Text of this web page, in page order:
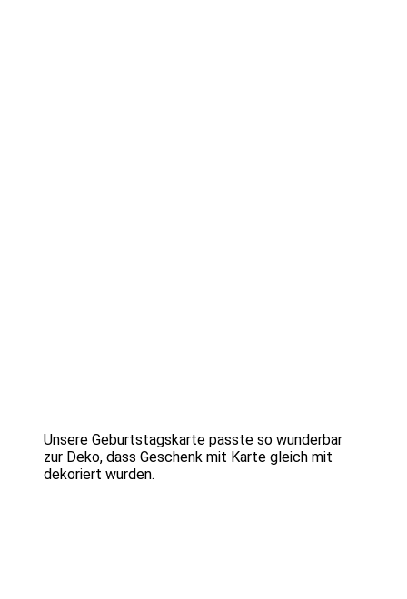
Unsere Geburtstagskarte passte so wunderbar
zur Deko, dass Geschenk mit Karte gleich mit
dekoriert wurden.